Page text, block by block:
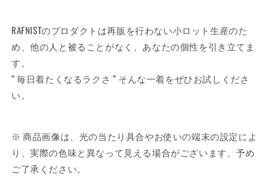
RAFNISTのプロダクトは再販を行わない小ロット生産のた
め、他の人と被ることがなく、あなたの個性を引き立てま
す。
“ 毎日着たくなるラクさ ” そんな一着をぜひお試しくださ
い。
※ 商品画像は、光の当たり具合やお使いの端末の設定によ
り、実際の色味と異なって見える場合がございます。予め
ご了承ください。